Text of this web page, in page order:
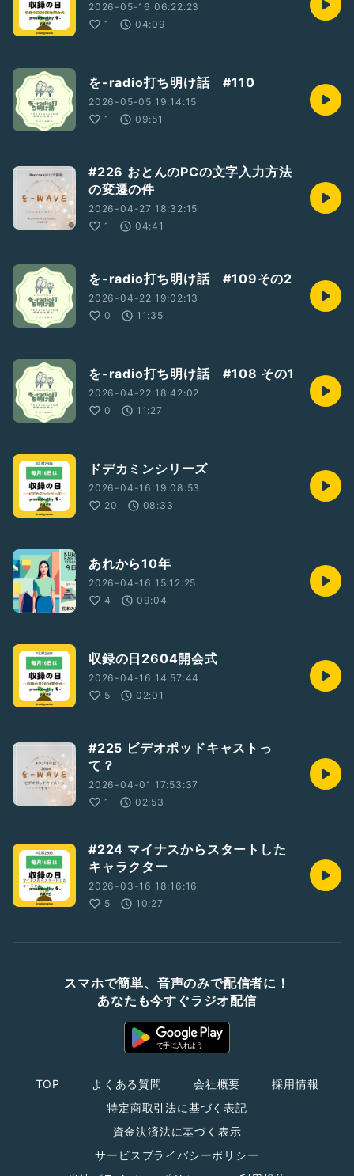
2026-05-16 06:22:23
1
04:09
を-radio打ち明け話 #110
2026-05-05 19:14:15
1
09:51
#226 おとんのPCの文字入力方法
の変遷の件
2026-04-27 18:32:15
1
04:41
を-radio打ち明け話 #109その2
2026-04-22 19:02:13
0
11:35
を-radio打ち明け話 #108 その1
2026-04-22 18:42:02
0
11:27
ドデカミンシリーズ
2026-04-16 19:08:53
20
08:33
あれから10年
2026-04-16 15:12:25
4
09:04
収録の日2604開会式
2026-04-16 14:57:44
5
02:01
#225 ビデオポッドキャストっ
て？
2026-04-01 17:53:37
1
02:53
#224 マイナスからスタートした
キャラクター
2026-03-16 18:16:16
5
10:27
スマホで簡単、音声のみで配信者に！
あなたも今すぐラジオ配信
TOP よくある質問 会社概要
採用情報
特定商取引法に基づく表記
資金決済法に基づく表示
サービスプライバシーポリシー